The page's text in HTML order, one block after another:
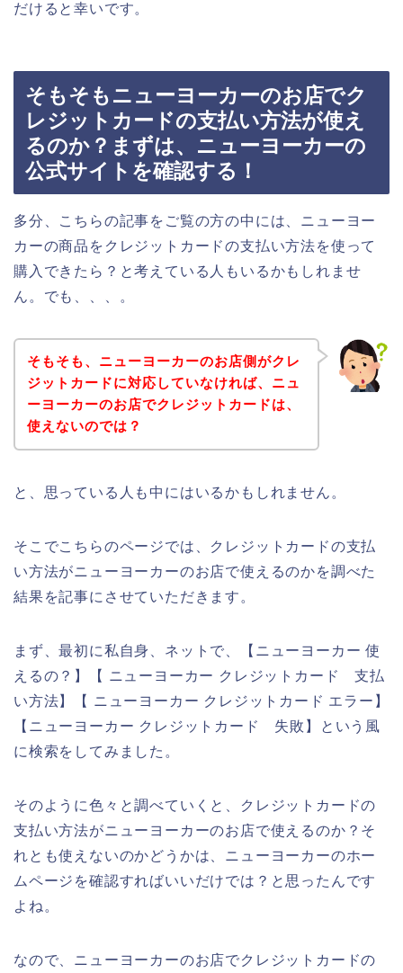
だけると幸いです。
そもそもニューヨーカーのお店でク
レジットカードの支払い方法が使え
るのか？まずは、ニューヨーカーの
公式サイトを確認する！
多分、こちらの記事をご覧の方の中には、ニューヨー
カーの商品をクレジットカードの支払い方法を使って
購入できたら？と考えている人もいるかもしれませ
ん。でも、、、。
そもそも、ニューヨーカーのお店側がクレ
ジットカードに対応していなければ、ニュ
ーヨーカーのお店でクレジットカードは、
使えないのでは？
と、思っている人も中にはいるかもしれません。
そこでこちらのページでは、クレジットカードの支払
い方法がニューヨーカーのお店で使えるのかを調べた
結果を記事にさせていただきます。
まず、最初に私自身、ネットで、【ニューヨーカー 使
えるの？】【 ニューヨーカー クレジットカード 支払
い方法】【 ニューヨーカー クレジットカード エラー】
【ニューヨーカー クレジットカード 失敗】という風
に検索をしてみました。
そのように色々と調べていくと、クレジットカードの
支払い方法がニューヨーカーのお店で使えるのか？そ
れとも使えないのかどうかは、ニューヨーカーのホー
ムページを確認すればいいだけでは？と思ったんです
よね。
なので、ニューヨーカーのお店でクレジットカードの